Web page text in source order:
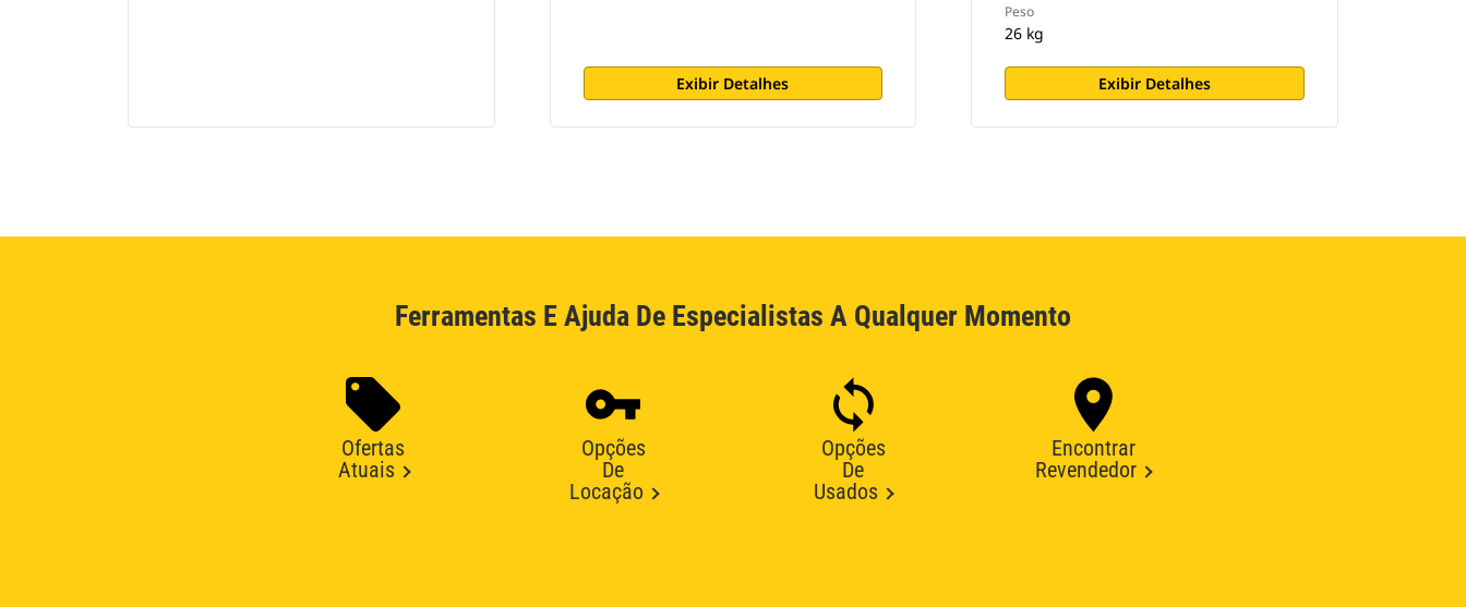
Exibir Detalhes
Peso
26 kg
Exibir Detalhes
Ferramentas E Ajuda De Especialistas A Qualquer Momento
Ofertas
Atuais
Opções
De
Locação
Opções
De
Usados
Encontrar
Revendedor